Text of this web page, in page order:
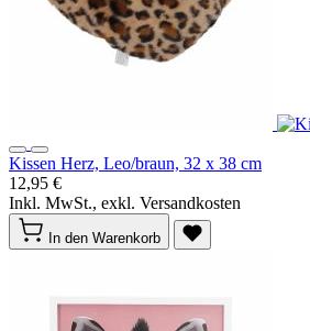
Kissen Herz, Leo/braun, 32 x 38 cm
12,95 €
Inkl. MwSt., exkl. Versandkosten
In den Warenkorb